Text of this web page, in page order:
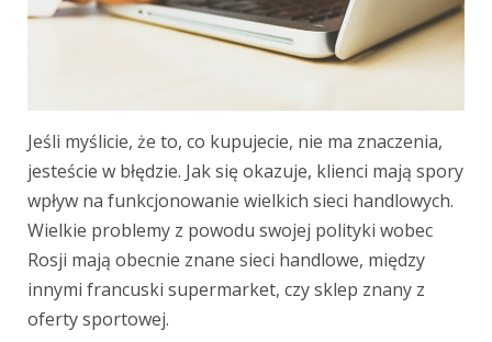
Jeśli myślicie, że to, co kupujecie, nie ma znaczenia,
jesteście w błędzie. Jak się okazuje, klienci mają spory
wpływ na funkcjonowanie wielkich sieci handlowych.
Wielkie problemy z powodu swojej polityki wobec
Rosji mają obecnie znane sieci handlowe, między
innymi francuski supermarket, czy sklep znany z
oferty sportowej.